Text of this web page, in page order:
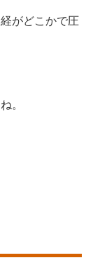
がどこかで圧
。